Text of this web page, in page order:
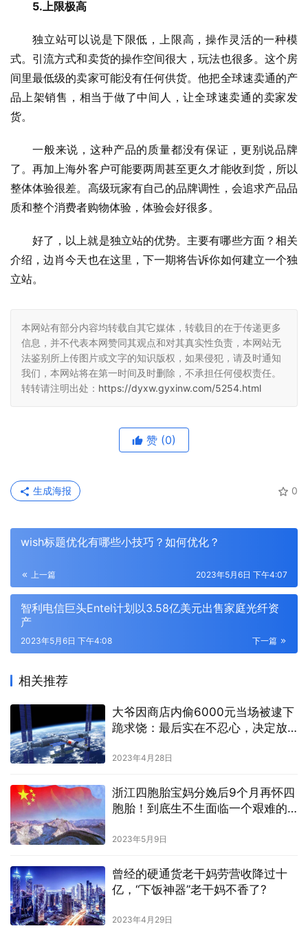
5.上限极高
独立站可以说是下限低，上限高，操作灵活的一种模
式。引流方式和卖货的操作空间很大，玩法也很多。这个房
间里最低级的卖家可能没有任何供货。他把全球速卖通的产
品上架销售，相当于做了中间人，让全球速卖通的卖家发
货。
一般来说，这种产品的质量都没有保证，更别说品牌
了。再加上海外客户可能要两周甚至更久才能收到货，所以
整体体验很差。高级玩家有自己的品牌调性，会追求产品品
质和整个消费者购物体验，体验会好很多。
好了，以上就是独立站的优势。主要有哪些方面？相关
介绍，边肖今天也在这里，下一期将告诉你如何建立一个独
立站。
本网站有部分内容均转载自其它媒体，转载目的在于传递更多
信息，并不代表本网赞同其观点和对其真实性负责，本网站无
法鉴别所上传图片或文字的知识版权，如果侵犯，请及时通知
我们，本网站将在第一时间及时删除，不承担任何侵权责任。
转转请注明出处： https://dyxw.gyxinw.com/5254.html
赞 (0)
0
生成海报
wish标题优化有哪些小技巧？如何优化？
上一篇 2023年5月6日 下午4:07
智利电信巨头Entel计划以3.58亿美元出售家庭光纤资
产
下一篇
2023年5月6日 下午4:08
相关推荐
大爷因商店内偷6000元当场被逮下
跪求饶：最后实在不忍心，决定放
2023年4月28日
浙江四胞胎宝妈分娩后9个月再怀四
胞胎！到底生不生面临一个艰难的
2023年5月9日
曾经的硬通货老干妈劳营收降过十
亿，“下饭神器”老干妈不香了?
2023年4月29日